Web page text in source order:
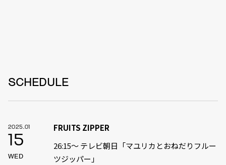
SCHEDULE
2025.01
15
WED
FRUITS ZIPPER
26:15～ テレビ朝日「マユリカとおねだりフルー
ツジッパー」